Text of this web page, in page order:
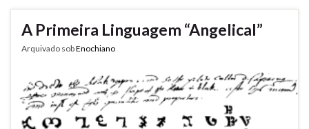
A Primeira Linguagem “Angelical”
Arquivado sobEnochiano